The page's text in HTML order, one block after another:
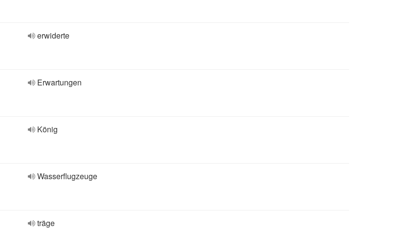
erwiderte
Erwartungen
König
Wasserflugzeuge
träge